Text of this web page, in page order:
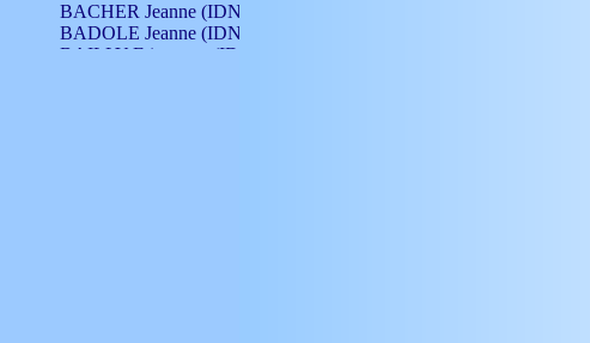
BACHER Jeanne (IDNO )
BADOLE Jeanne (IDNO 867)
BAILLY Etiennette (IDNO )